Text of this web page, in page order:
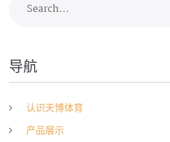
Search...
导航
认识天博体育
产品展示